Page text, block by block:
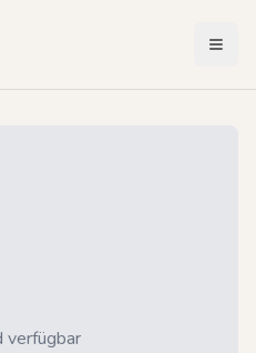
verfügbar